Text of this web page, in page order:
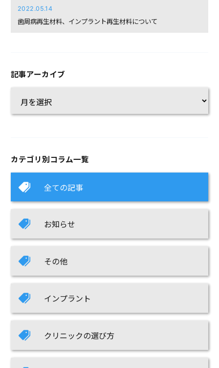
2022.05.14
歯周病再生材料、インプラント再生材料について
記事アーカイブ
カテゴリ別コラム一覧
全ての記事
お知らせ
その他
インプラント
クリニックの選び方